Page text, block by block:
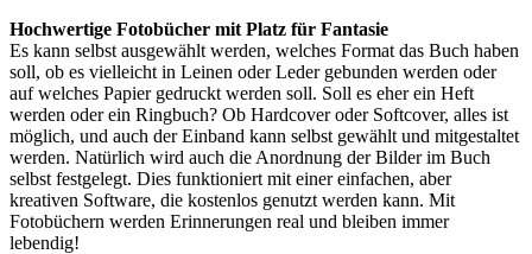
Hochwertige Fotobücher mit Platz für Fantasie
Es kann selbst ausgewählt werden, welches Format das Buch haben
soll, ob es vielleicht in Leinen oder Leder gebunden werden oder
auf welches Papier gedruckt werden soll. Soll es eher ein Heft
werden oder ein Ringbuch? Ob Hardcover oder Softcover, alles ist
möglich, und auch der Einband kann selbst gewählt und mitgestaltet
werden. Natürlich wird auch die Anordnung der Bilder im Buch
selbst festgelegt. Dies funktioniert mit einer einfachen, aber
kreativen Software, die kostenlos genutzt werden kann. Mit
Fotobüchern werden Erinnerungen real und bleiben immer
lebendig!